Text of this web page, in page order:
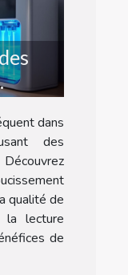
l'eau
dans
des
qualité de
la lecture
de